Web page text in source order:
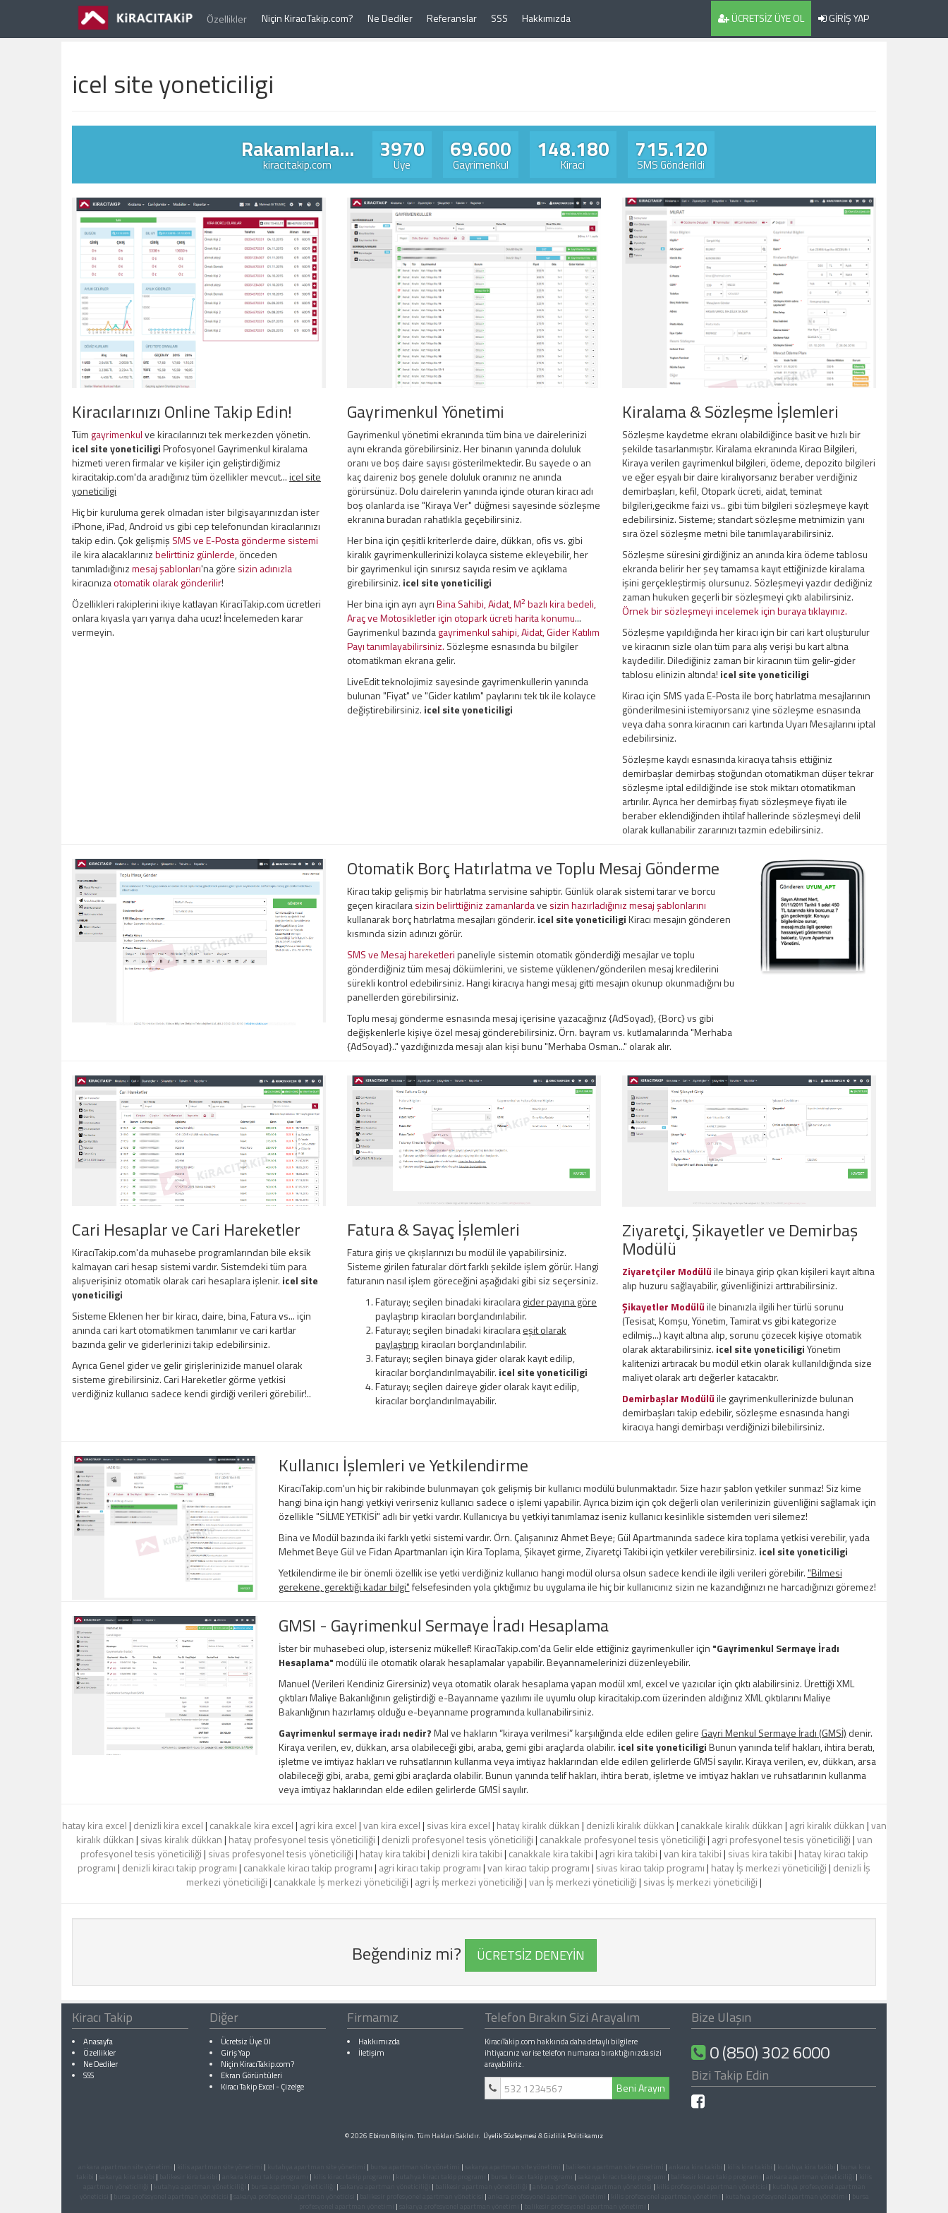
Özellikler Niçin KiracıTakip.com? Ne Dediler Referanslar SSS Hakkımızda ÜCRETSİZ ÜYE OL GİRİŞ YAP
icel site yoneticiligi
Rakamlarla...
kiracitakip.com
3970
Üye
69.600
Gayrimenkul
148.180
Kiraci
715.120
SMS Gönderildi
Kiracılarınızı Online Takip Edin!
Tüm gayrimenkulve kiracılarınızı tek merkezden yönetin.
icel site yoneticiligiProfosyonel Gayrimenkul kiralama
hizmeti veren firmalar ve kişiler için geliştirdiğimiz
kiracitakip.com'da aradığınız tüm özellikler mevcut...icel site
yoneticiligi
Hiç bir kuruluma gerek olmadan ister bilgisayarınızdan ister
iPhone, iPad, Android vs gibi cep telefonundan kiracılarınızı
takip edin. Çok gelişmiş SMS ve E-Posta gönderme sistemi
ile kira alacaklarınızbelirttiniz günlerde, önceden
tanımladığınızmesaj şablonları'na göre sizin adınızla
kiracınızaotomatik olarak gönderilir!
Özellikleri rakiplerini ikiye katlayan KiraciTakip.com ücretleri
onlara kıyasla yarı yarıya daha ucuz! İncelemeden karar
vermeyin.
Gayrimenkul Yönetimi
Gayrimenkul yönetimi ekranında tüm bina ve dairelerinizi
aynı ekranda görebilirsiniz. Her binanın yanında doluluk
oranı ve boş daire sayısı gösterilmektedir. Bu sayede o an
kaç daireniz boş genele doluluk oranınız ne anında
görürsünüz. Dolu dairelerin yanında içinde oturan kiracı adı
boş olanlarda ise "Kiraya Ver" düğmesi sayesinde sözleşme
ekranına buradan rahatlıkla geçebilirsiniz.
Her bina için çeşitli kriterlerde daire, dükkan, ofis vs. gibi
kiralık gayrimenkullerinizi kolayca sisteme ekleyebilir, her
bir gayrimenkul için sınırsız sayıda resim ve açıklama
girebilirsiniz. icel site yoneticiligi
Her bina için ayrı ayrıBina Sahibi, Aidat, M2 bazlı kira bedeli,
Araç ve Motosikletler için otopark ücreti harita konumu...
Gayrimenkul bazındagayrimenkul sahipi, Aidat, Gider Katılım
Payı tanımlayabilirsiniz. Sözleşme esnasında bu bilgiler
otomatikman ekrana gelir.
LiveEdit teknolojimiz sayesinde gayrimenkullerin yanında
bulunan "Fiyat" ve "Gider katılım" paylarını tek tık ile kolayce
değiştirebilirsiniz. icel site yoneticiligi
Kiralama & Sözleşme İşlemleri
Sözleşme kaydetme ekranı olabildiğince basit ve hızlı bir
şekilde tasarlanmıştır. Kiralama ekranında Kiracı Bilgileri,
Kiraya verilen gayrimenkul bilgileri, ödeme, depozito bilgileri
ve eğer eşyalı bir daire kiralıyorsanız beraber verdiğiniz
demirbaşları, kefil, Otopark ücreti, aidat, teminat
bilgileri,gecikme faizi vs.. gibi tüm bilgileri sözleşmeye kayıt
edebilirsiniz. Sisteme; standart sözleşme metnimizin yanı
sıra özel sözleşme metni bile tanımlayarabilirsiniz.
Sözleşme süresini girdiğiniz an anında kira ödeme tablosu
ekranda belirir her şey tamamsa kayıt ettiğinizde kiralama
işini gerçekleştirmiş olursunuz. Sözleşmeyi yazdır dediğiniz
zaman hukuken geçerli bir sözleşmeyi çıktı alabilirsiniz.
Örnek bir sözleşmeyi incelemek için buraya tıklayınız.
Sözleşme yapıldığında her kiracı için bir cari kart oluşturulur
ve kiracının sizle olan tüm para alış verişi bu kart altına
kaydedilir. Dilediğiniz zaman bir kiracının tüm gelir-gider
tablosu elinizin altında! icel site yoneticiligi
Kiracı için SMS yada E-Posta ile borç hatırlatma mesajlarının
gönderilmesini istemiyorsanız yine sözleşme esnasında
veya daha sonra kiracının cari kartında Uyarı Mesajlarını iptal
edebilirsiniz.
Sözleşme kaydı esnasında kiracıya tahsis ettiğiniz
demirbaşlar demirbaş stoğundan otomatikman düşer tekrar
sözleşme iptal edildiğinde ise stok miktarı otomatikman
artırılır. Ayrıca her demirbaş fiyatı sözleşmeye fiyatı ile
beraber eklendiğinden ihtilaf hallerinde sözleşmeyi delil
olarak kullanabilir zararınızı tazmin edebilirsiniz.
Otomatik Borç Hatırlatma ve Toplu Mesaj Gönderme
Kiracı takip gelişmiş bir hatırlatma servisine sahiptir. Günlük olarak sistemi tarar ve borcu
geçen kiracılarasizin belirttiğiniz zamanlardave sizin hazırladığınız mesaj şablonlarını
kullanarak borç hatırlatma mesajları gönderir. icel site yoneticiligiKiracı mesajın gönderen
kısmında sizin adınızı görür.
SMS ve Mesaj hareketleripaneliyle sistemin otomatik gönderdiği mesajlar ve toplu
gönderdiğiniz tüm mesaj dökümlerini, ve sisteme yüklenen/gönderilen mesaj kredilerini
sürekli kontrol edebilirsiniz. Hangi kiracıya hangi mesaj gitti mesajın okunup okunmadığını bu
panellerden görebilirsiniz.
Toplu mesaj gönderme esnasında mesaj içerisine yazacağınız {AdSoyad}, {Borc} vs gibi
değişkenlerle kişiye özel mesaj gönderebilirsiniz. Örn. bayram vs. kutlamalarında "Merhaba
{AdSoyad}.." yazdığınızda mesajı alan kişi bunu "Merhaba Osman..." olarak alır.
Cari Hesaplar ve Cari Hareketler
KiracıTakip.com'da muhasebe programlarından bile eksik
kalmayan cari hesap sistemi vardır. Sistemdeki tüm para
alışverişiniz otomatik olarak cari hesaplara işlenir. icel site
yoneticiligi
Sisteme Eklenen her bir kiracı, daire, bina, Fatura vs... için
anında cari kart otomatikmen tanımlanır ve cari kartlar
bazında gelir ve giderlerinizi takip edebilirsiniz.
Ayrıca Genel gider ve gelir girişlerinizide manuel olarak
sisteme girebilirsiniz. Cari Hareketler görme yetkisi
verdiğiniz kullanıcı sadece kendi girdiği verileri görebilir!..
Fatura & Sayaç İşlemleri
Fatura giriş ve çıkışlarınızı bu modül ile yapabilirsiniz.
Sisteme girilen faturalar dört farklı şekilde işlem görür. Hangi
faturanın nasıl işlem göreceğini aşağıdaki gibi siz seçersiniz.
Faturayı; seçilen binadaki kiracılaragider payına göre
paylaştırıp kiracıları borçlandırılabilir.
Faturayı; seçilen binadaki kiracılaraeşit olarak
paylaştırıpkiracıları borçlandırılabilir.
Faturayı; seçilen binaya gider olarak kayıt edilip,
kiracılar borçlandırılmayabilir. icel site yoneticiligi
Faturayı; seçilen daireye gider olarak kayıt edilip,
kiracılar borçlandırılmayabilir.
Ziyaretçi, Şikayetler ve Demirbaş
Modülü
Ziyaretçiler Modülüile binaya girip çıkan kişileri kayıt altına
alıp huzuru sağlayabilir, güvenliğinizi arttırabilirsiniz.
Şikayetler Modülüile binanızla ilgili her türlü sorunu
(Tesisat, Komşu, Yönetim, Tamirat vs gibi kategorize
edilmiş...) kayıt altına alıp, sorunu çözecek kişiye otomatik
olarak aktarabilirsiniz. icel site yoneticiligiYönetim
kalitenizi artıracak bu modül etkin olarak kullanıldığında size
maliyet olarak artı değerler katacaktır.
Demirbaşlar Modülüile gayrimenkullerinizde bulunan
demirbaşları takip edebilir, sözleşme esnasında hangi
kiracıya hangi demirbaşı verdiğinizi bilebilirsiniz.
Kullanıcı İşlemleri ve Yetkilendirme
KiracıTakip.com'un hiç bir rakibinde bulunmayan çok gelişmiş bir kullanıcı modülü bulunmaktadır. Size hazır şablon yetkiler sunmaz! Siz kime
hangi bina için hangi yetkiyi verirseniz kullanıcı sadece o işlemi yapabilir. Ayrıca bizim için çok değerli olan verilerinizin güvenliğini sağlamak için
özellikle "SİLME YETKİSİ" adlı bir yetki vardır. Kullanıcıya bu yetkiyi tanımlamaz iseniz kullanıcı kesinlikle sistemden veri silemez!
Bina ve Modül bazında iki farklı yetki sistemi vardır. Örn. Çalışanınız Ahmet Beye; Gül Apartmanında sadece kira toplama yetkisi verebilir, yada
Mehmet Beye Gül ve Fidan Apartmanları için Kira Toplama, Şikayet girme, Ziyaretçi Takibi için yetkiler verebilirsiniz. icel site yoneticiligi
Yetkilendirme ile bir önemli özellik ise yetki verdiğiniz kullanıcı hangi modül olursa olsun sadece kendi ile ilgili verileri görebilir."Bilmesi
gerekene, gerektiği kadar bilgi"felsefesinden yola çıktığımız bu uygulama ile hiç bir kullanıcınız sizin ne kazandığınızı ne harcadığınızı göremez!
GMSI - Gayrimenkul Sermaye İradı Hesaplama
İster bir muhasebeci olup, isterseniz mükellef! KiracıTakip.com'da Gelir elde ettiğiniz gayrimenkuller için "Gayrimenkul Sermaye İradı
Hesaplama"modülü ile otomatik olarak hesaplamalar yapabilir. Beyannamelerinizi düzenleyebilir.
Manuel (Verileri Kendiniz Girersiniz) veya otomatik olarak hesaplama yapan modül xml, excel ve yazıcılar için çıktı alabilirsiniz. Ürettiği XML
çıktıları Maliye Bakanlığının geliştirdiği e-Bayanname yazılımı ile uyumlu olup kiracitakip.com üzerinden aldığınız XML çıktılarını Maliye
Bakanlığının hazırlamış olduğu e-beyanname programında kullanabilirsiniz.
Gayrimenkul sermaye iradı nedir?Mal ve hakların “kiraya verilmesi” karşılığında elde edilen gelire Gayri Menkul Sermaye İradı (GMSİ) denir.
Kiraya verilen, ev, dükkan, arsa olabileceği gibi, araba, gemi gibi araçlarda olabilir. icel site yoneticiligiBunun yanında telif hakları, ihtira beratı,
işletme ve imtiyaz hakları ve ruhsatlarının kullanma veya imtiyaz haklarından elde edilen gelirlerde GMSİ sayılır. Kiraya verilen, ev, dükkan, arsa
olabileceği gibi, araba, gemi gibi araçlarda olabilir. Bunun yanında telif hakları, ihtira beratı, işletme ve imtiyaz hakları ve ruhsatlarının kullanma
veya imtiyaz haklarından elde edilen gelirlerde GMSİ sayılır.
hatay kira excel| denizli kira excel| canakkale kira excel| agri kira excel|van kira excel| sivas kira excel| hatay kiralık dükkan| denizli kiralık dükkan| canakkale kiralık dükkan| agri kiralık dükkan|van
kiralık dükkan| sivas kiralık dükkan| hatay profesyonel tesis yöneticiliği| denizli profesyonel tesis yöneticiliği| canakkale profesyonel tesis yöneticiliği| agri profesyonel tesis yöneticiliği|van
profesyonel tesis yöneticiliği| sivas profesyonel tesis yöneticiliği| hatay kira takibi| denizli kira takibi| canakkale kira takibi| agri kira takibi|van kira takibi| sivas kira takibi| hatay kiracı takip
programı| denizli kiracı takip programı| canakkale kiracı takip programı| agri kiracı takip programı|van kiracı takip programı| sivas kiracı takip programı| hatay İş merkezi yöneticiliği| denizli İş
merkezi yöneticiliği| canakkale İş merkezi yöneticiliği| agri İş merkezi yöneticiliği|van İş merkezi yöneticiliği| sivas İş merkezi yöneticiliği|
Beğendiniz mi? ÜCRETSİZ DENEYİN
Kiracı Takip
Anasayfa
Özellikler
Ne Dediler
SSS
Diğer
Ücretsiz Üye Ol
Giriş Yap
Niçin KiracıTakip.com?
Ekran Görüntüleri
Kiracı Takip Excel- Çizelge
Firmamız
Hakkımızda
İletişim
Telefon Bırakın Sizi Arayalım
KiracıTakip.com hakkında daha detaylı bilgilere
ihtiyacınız var ise telefon numarası bıraktığınızda sizi
arayabiliriz.
Beni Arayın
Bize Ulaşın
0 (850) 302 6000
Bizi Takip Edin
© 2026 Ebiron Bilişim. Tüm Hakları Saklıdır. Üyelik Sözleşmesi &Gizlilik Politikamız
| | | | | | | | |
| | | | | | | | | |
| | | | | | |
| | | | | | |
| | |